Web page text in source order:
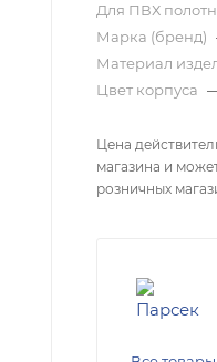
Для ПВХ
Марка (бренд)
Материал
Цвет корпуса
Цена
магазина и
розничных